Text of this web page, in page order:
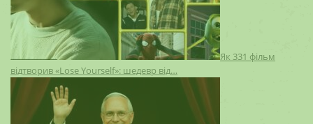
Як 331 фільм
відтворив «Lose Yourself»: шедевр від…